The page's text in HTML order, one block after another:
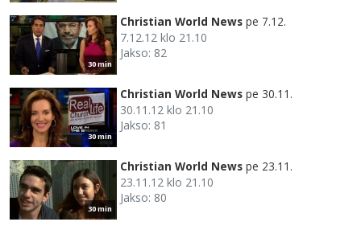
30 min
Christian World News pe 7.12.
7.12.12 klo 21.10
Jakso: 82
30 min
Christian World News pe 30.11.
30.11.12 klo 21.10
Jakso: 81
30 min
Christian World News pe 23.11.
23.11.12 klo 21.10
Jakso: 80